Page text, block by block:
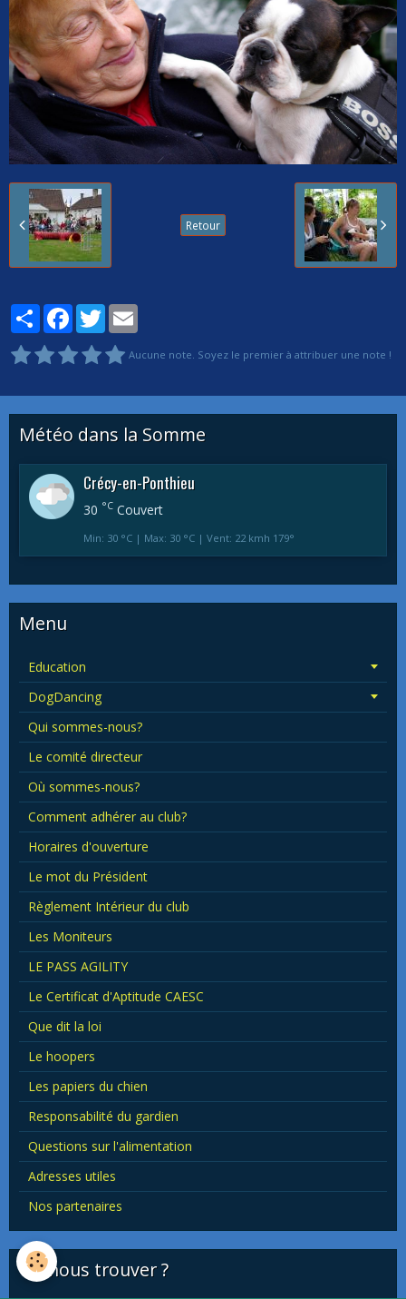
Retour
PartagerFacebook
Twitter
Aucune note. Soyez le premier à attribuer une note !
Météo dans la Somme
Crécy-en-Ponthieu
30 °C Couvert
Min: 30 °C | Max: 30 °C | Vent: 22 kmh 179°
Menu
Education
DogDancing
Qui sommes-nous?
Le comité directeur
Où sommes-nous?
Comment adhérer au club?
Horaires d'ouverture
Le mot du Président
Règlement Intérieur du club
Les Moniteurs
LE PASS AGILITY
Le Certificat d'Aptitude CAESC
Que dit la loi
Le hoopers
Les papiers du chien
Responsabilité du gardien
Questions sur l'alimentation
Adresses utiles
Nos partenaires
Où nous trouver ?